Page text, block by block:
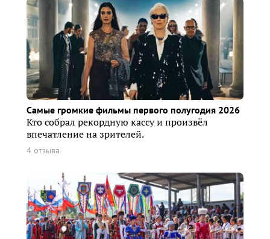
Самые громкие фильмы первого полугодия 2026
Кто собрал рекордную кассу и произвёл
впечатление на зрителей.
4 отзыва